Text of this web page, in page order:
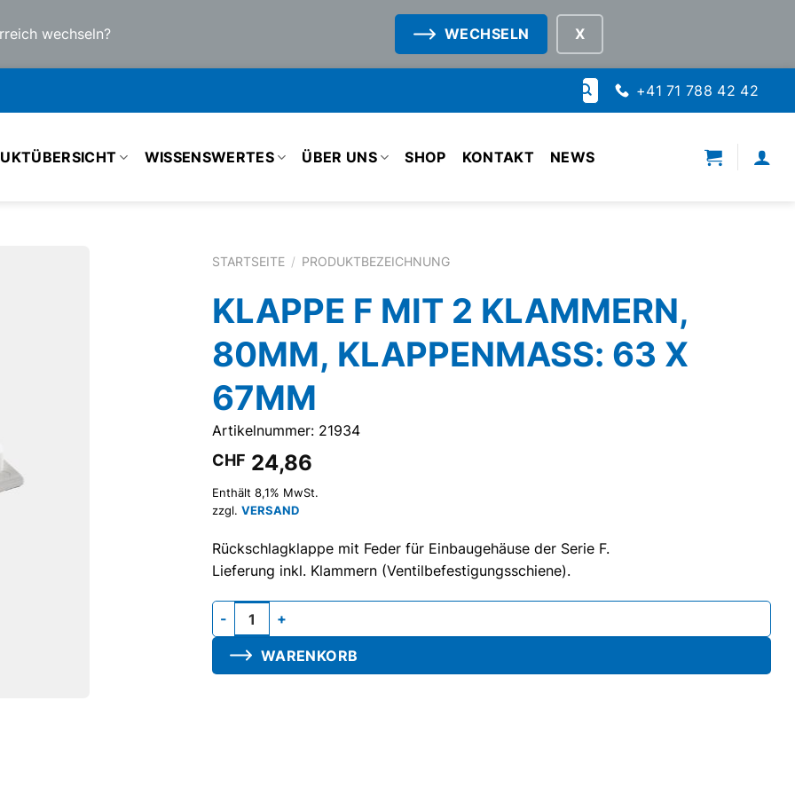
wechseln? WECHSELN
Suche
nach:
+41 71 788 42 42
WISSENSWERTES ÜBER UNS SHOP KONTAKT NEWS
STARTSEITE / PRODUKTBEZEICHNUNG
KLAPPE F MIT 2 KLAMMERN,
80MM, KLAPPENMASS: 63 X
67MM
Artikelnummer: 21934
CHF 24,86
Enthält 8,1% MwSt.
zzgl. VERSAND
Rückschlagklappe mit Feder für Einbaugehäuse der Serie F.
Lieferung inkl. Klammern (Ventilbefestigungsschiene).
Klappe F mit 2 Klammern, 80mm, Klappenmass: 63 x 67mm Menge
WARENKORB